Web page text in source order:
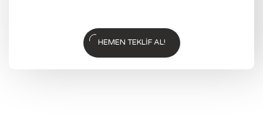
HEMEN TEKLIF AL!